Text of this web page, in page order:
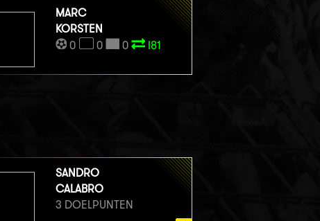
MARC
KORSTEN
0
0 0 I81
SANDRO
CALABRO
3 DOELPUNTEN